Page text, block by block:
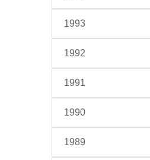
1993
1992
1991
1990
1989